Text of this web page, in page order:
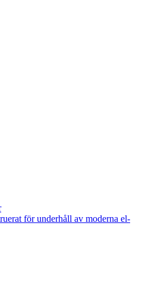
för underhåll av moderna el-